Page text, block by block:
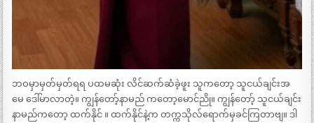
ဘဝမှာမှတ်မှတ်ရရ ပထမဆုံး လိင်ဆက်ဆံခဲ့ဖူး သူကတော့ သူငယ်ချင်းအ
မေ ဒေါ်မာလာတဲ့။ ကျွန်တော့်နာမည် ကတော့မောင်ညို။ ကျွန်တော့် သူငယ်ချင်း
နာမည်ကတော့ ထက်နိုင် ။ ထက်နိုင်နဲ့က တက္ကသိုလ်ရောက်မှခင်ကြတာဗျ။ ဒါ